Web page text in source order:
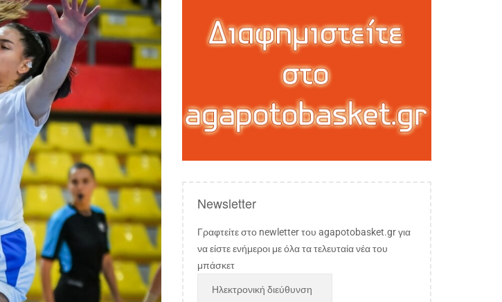
Newsletter
Γραφτείτε στο newletter του agapotobasket.gr για
να είστε ενήμεροι με όλα τα τελευταία νέα του
μπάσκετ